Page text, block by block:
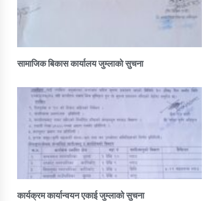
तातोपानी गाउँपालिका जुम्लाको महिला तथा लैङ्गिक हिंसा
सन्देश
तातोपानी गाउँपालिका जुम्लाको बालविवाह सन्देश
तातोपानी गाउँपालिका जुम्लाको सूचना
सामाजिक बिकास कार्यालय जुम्लाकाे सुचना
कार्यक्रम कार्यान्वयन एकाई जुम्लाको सुचना